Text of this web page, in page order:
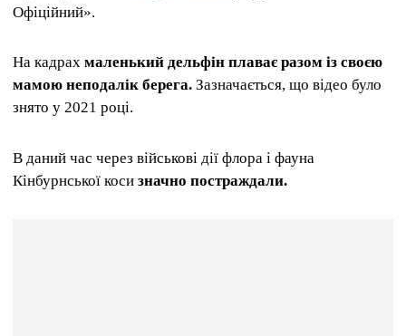
Офіційний».
На кадрах маленький дельфін плаває разом із своєю
мамою неподалік берега. Зазначається, що відео було
знято у 2021 році.
В даний час через військові дії флора і фауна
Кінбурнської коси значно постраждали.